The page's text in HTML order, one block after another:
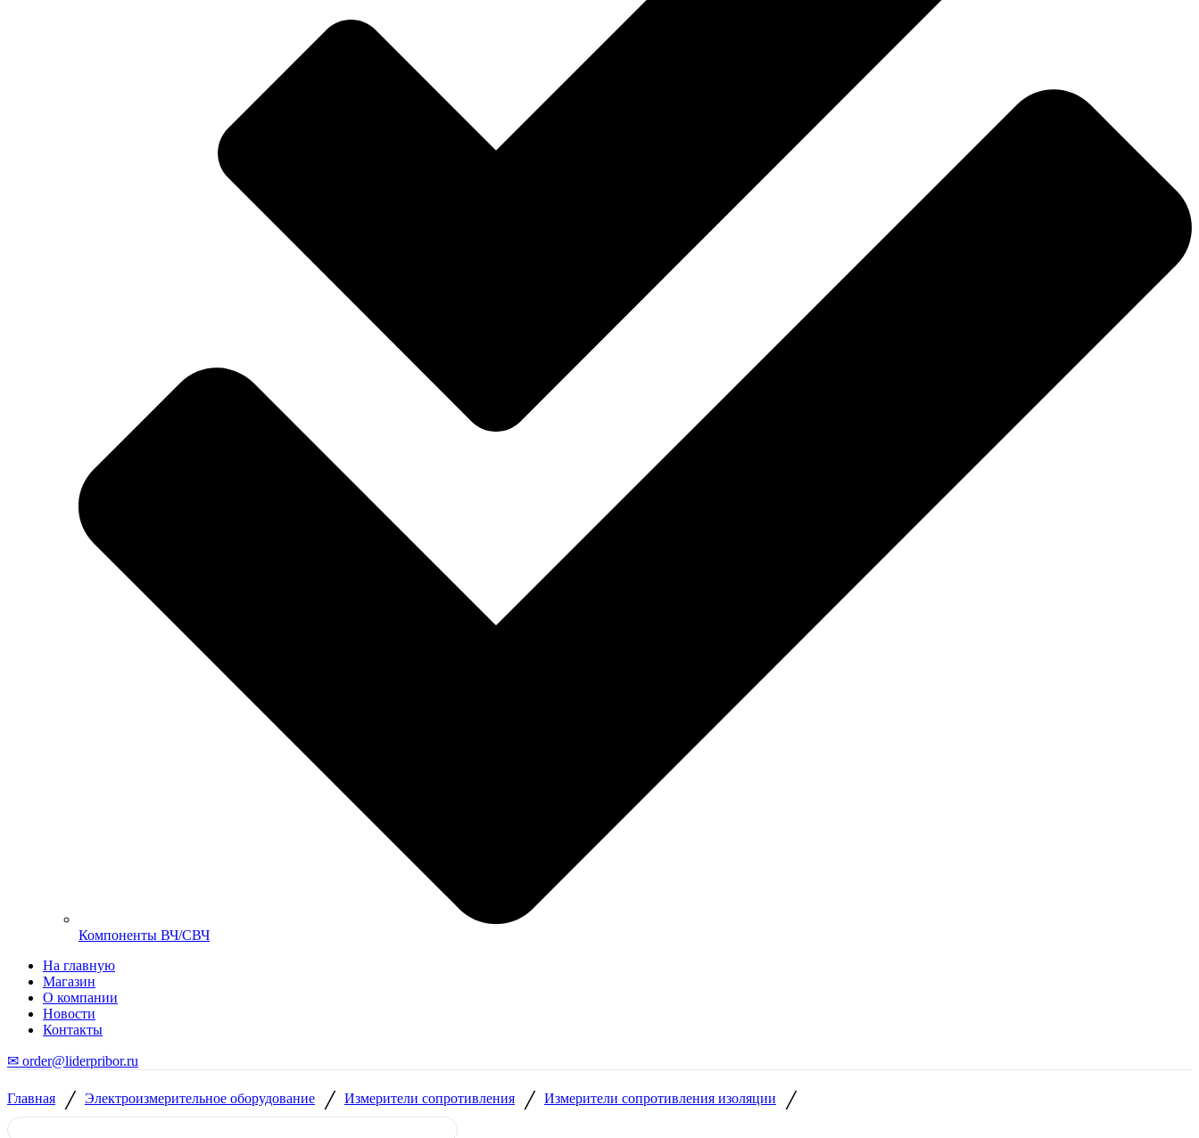
Компоненты ВЧ/СВЧ
На главную
Магазин
О компании
Новости
Контакты
✉ order@liderpribor.ru
Главная / Электроизмерительное оборудование / Измерители сопротивления / Измерители сопротивления изоляции /